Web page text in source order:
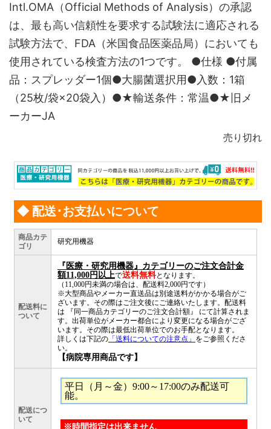
Intl.OMA（Official Methods of Analysis）の承認
は、最も高い信頼性を要求する試験法に適応される
試験方法で、FDA（米国食品医薬品局）においても
使用されている検査方法の1つです。 ●仕様 ●付属
品：スプレッダー1個●大腸菌選択用●入数：1箱
（25枚/袋×20袋入）●★輸送条件：常温●★旧メ
ーカーJA
売り切れ